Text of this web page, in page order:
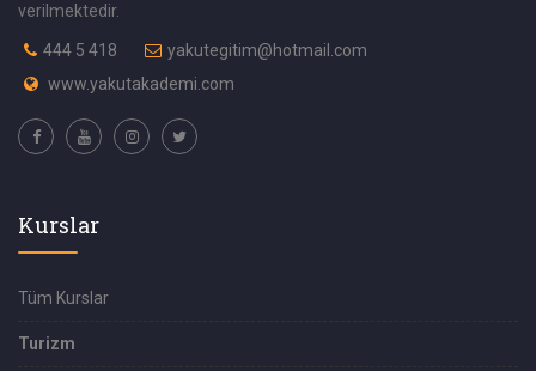
verilmektedir.
444 5 418
yakutegitim@hotmail.com
www.yakutakademi.com
Kurslar
Tüm Kurslar
Turizm